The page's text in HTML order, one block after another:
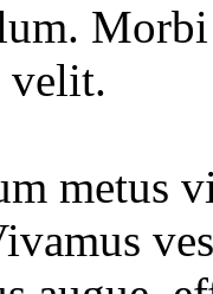
velit.
metus